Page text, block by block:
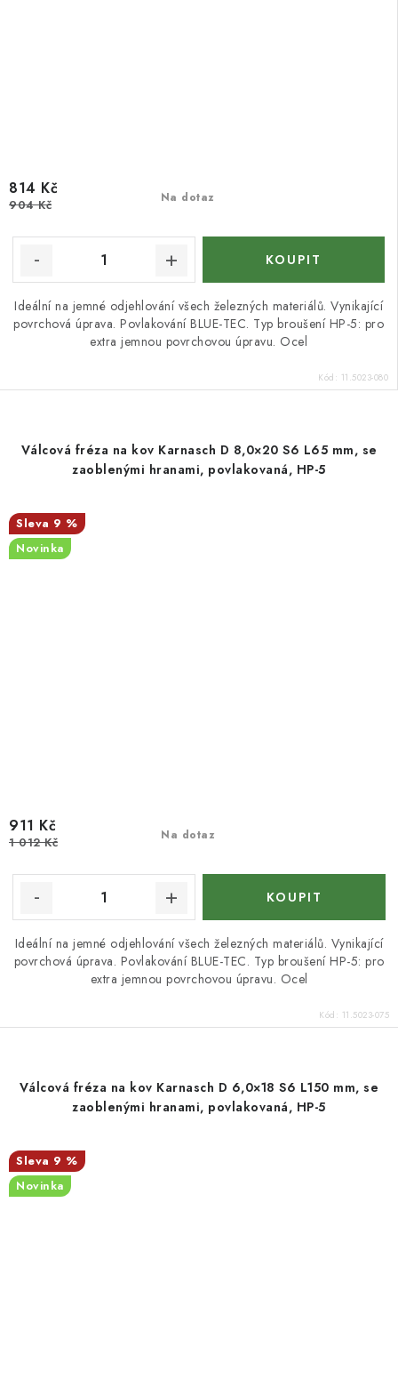
Na dotaz
814 Kč
904 Kč
Ideální na jemné odjehlování všech železných materiálů. Vynikající
povrchová úprava. Povlakování BLUE-TEC. Typ broušení HP-5: pro
extra jemnou povrchovou úpravu. Ocel
Kód: 11.5023-080
Válcová fréza na kov Karnasch D 8,0×20 S6 L65 mm, se
zaoblenými hranami, povlakovaná, HP-5
9 %
Novinka
Na dotaz
911 Kč
1 012 Kč
Ideální na jemné odjehlování všech železných materiálů. Vynikající
povrchová úprava. Povlakování BLUE-TEC. Typ broušení HP-5: pro
extra jemnou povrchovou úpravu. Ocel
Kód: 11.5023-075
Válcová fréza na kov Karnasch D 6,0×18 S6 L150 mm, se
zaoblenými hranami, povlakovaná, HP-5
9 %
Novinka